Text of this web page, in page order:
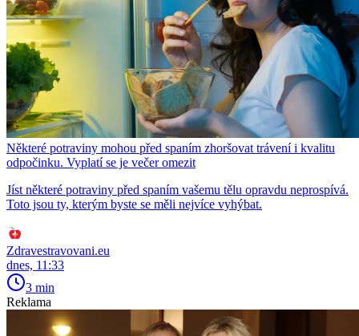
Některé potraviny mohou před spaním zhoršovat trávení i kvalitu
odpočinku. Vyplatí se je večer omezit
Jíst některé potraviny před spaním vašemu tělu opravdu neprospívá.
Toto jsou ty, kterým byste se měli nejvíce vyhýbat.
Zdravestravovani.eu
dnes, 11:33
3 min
Reklama